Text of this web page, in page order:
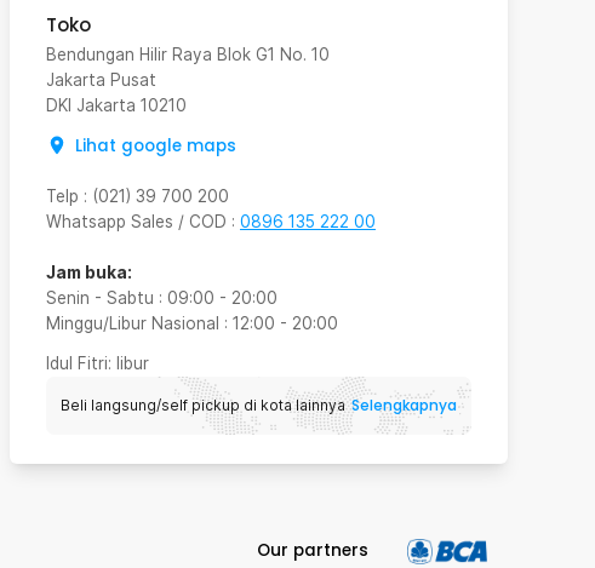
Toko
Bendungan Hilir Raya Blok G1 No. 10
Jakarta Pusat
DKI Jakarta 10210
Lihat google maps
Telp : (021) 39 700 200
Whatsapp Sales / COD : 0896 135 222 00
Jam buka:
Senin - Sabtu : 09:00 - 20:00
Minggu/Libur Nasional : 12:00 - 20:00
Idul Fitri: libur
Beli langsung/self pickup di kota lainnya Selengkapnya
Our partners